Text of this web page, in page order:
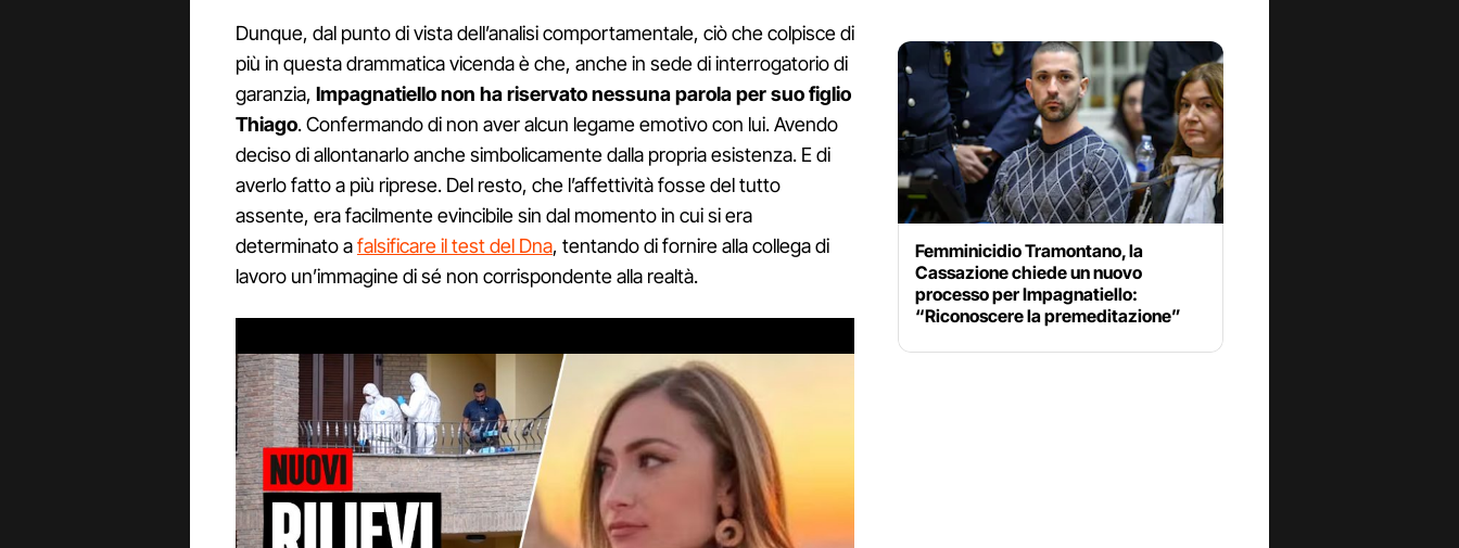
Dunque, dal punto di vista dell’analisi comportamentale, ciò che colpisce di
più in questa drammatica vicenda è che, anche in sede di interrogatorio di
garanzia, Impagnatiello non ha riservato nessuna parola per suo figlio
Thiago. Confermando di non aver alcun legame emotivo con lui. Avendo
deciso di allontanarlo anche simbolicamente dalla propria esistenza. E di
averlo fatto a più riprese. Del resto, che l’affettività fosse del tutto
assente, era facilmente evincibile sin dal momento in cui si era
determinato afalsificare il test del Dna, tentando di fornire alla collega di
lavoro un’immagine di sé non corrispondente alla realtà.
Femminicidio Tramontano, la
Cassazione chiede un nuovo
processo per Impagnatiello:
“Riconoscere la premeditazione”